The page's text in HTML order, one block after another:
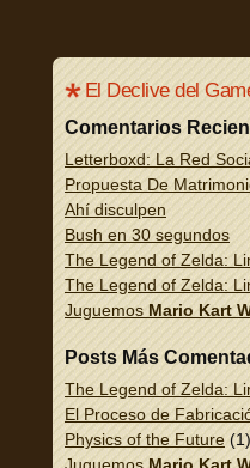
El Declive del
Comentarios
Letterboxd: La Red
Propuesta De
Ahí disculpen
Bush en 30 segundos
The Legend of Zelda:
The Legend of Zelda:
Juguemos Mario Kart
Posts Más
The Legend of Zelda:
El Proceso de
Physics of the Future (1)
Juguemos Mario Kart